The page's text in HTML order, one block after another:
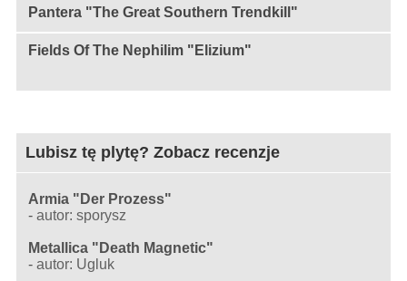
Pantera "The Great Southern Trendkill"
Fields Of The Nephilim "Elizium"
Lubisz tę plytę? Zobacz recenzje
Armia "Der Prozess"
-autor: sporysz
Metallica "Death Magnetic"
-autor: Ugluk